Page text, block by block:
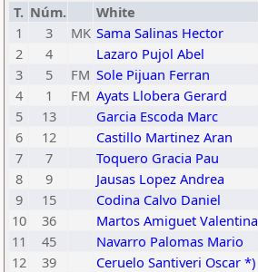
T. Núm. White
1
3 MK Sama Salinas Hector
2
4 Lazaro Pujol Abel
3
5 FM Sole Pijuan Ferran
4
1 FM Ayats Llobera Gerard
5
13 Garcia Escoda Marc
6
12 Castillo Martinez Aran
7
7 Toquero Gracia Pau
8
9 Jausas Lopez Andrea
9
15 Codina Calvo Daniel
10
36 Martos Amiguet Valentina
11
45 Navarro Palomas Mario
12
39 Ceruelo Santiveri Oscar *)